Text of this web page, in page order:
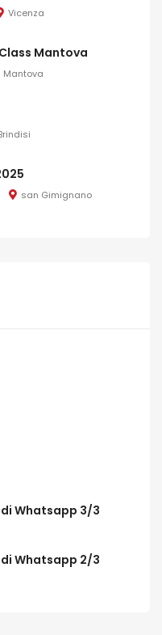
Vicenza
Mantova
Mantova
san Gimignano
Whatsapp 3/3
Whatsapp 2/3